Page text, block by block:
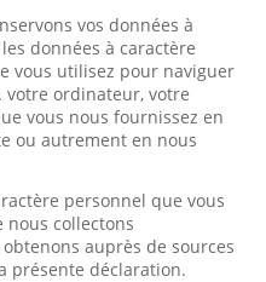
vos données à
données à caractère
vous utilisez pour naviguer
votre ordinateur, votre
vous nous fournissez en
ou autrement en nous
personnel que vous
collectons
auprès de sources
présente déclaration.